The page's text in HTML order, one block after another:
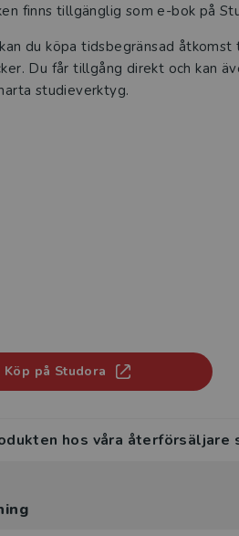
finns tillgänglig som e-bok på
du köpa tidsbegränsad åtkomst
Du får tillgång direkt och kan
studieverktyg.
Köp på Studora
hos våra återförsäljare